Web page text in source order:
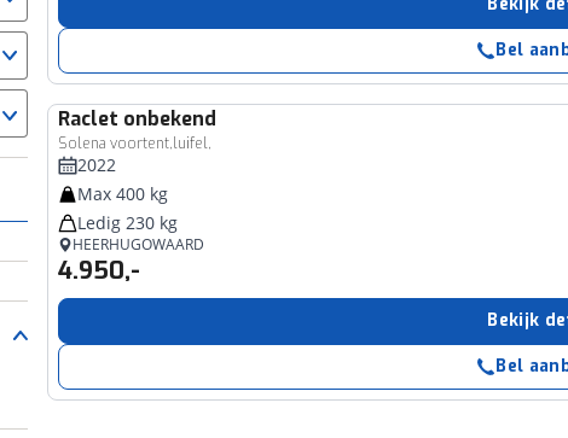
Bel
Raclet onbekend
Solena voortent,luifel,
2022
Max 400 kg
Ledig 230 kg
HEERHUGOWAARD
4.950,-
Bekijk
Bel